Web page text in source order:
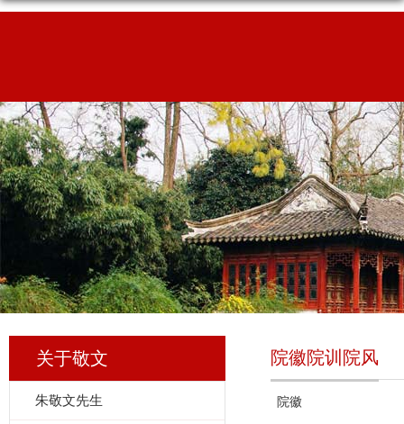
关于敬文
朱敬文先生
院徽院训院风
院徽